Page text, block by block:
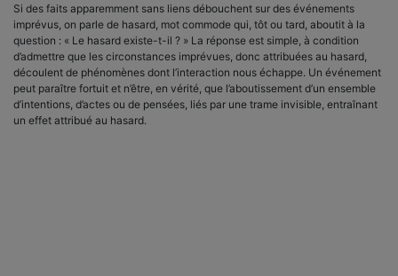
Si des faits apparemment sans liens débouchent sur des événements
imprévus, on parle de hasard, mot commode qui, tôt ou tard, aboutit à la
question : « Le hasard existe-t-il ? » La réponse est simple, à condition
d’admettre que les circonstances imprévues, donc attribuées au hasard,
découlent de phénomènes dont l’interaction nous échappe. Un événement
peut paraître fortuit et n’être, en vérité, que l’aboutissement d’un ensemble
d’intentions, d’actes ou de pensées, liés par une trame invisible, entraînant
un effet attribué au hasard.